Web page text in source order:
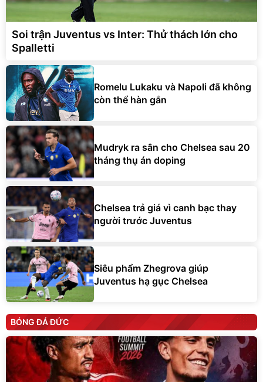
Soi trận Juventus vs Inter: Thử thách lớn cho
Spalletti
Romelu Lukaku và Napoli đã không
còn thể hàn gắn
Mudryk ra sân cho Chelsea sau 20
tháng thụ án doping
Chelsea trả giá vì canh bạc thay
người trước Juventus
Siêu phẩm Zhegrova giúp
Juventus hạ gục Chelsea
BÓNG ĐÁ ĐỨC